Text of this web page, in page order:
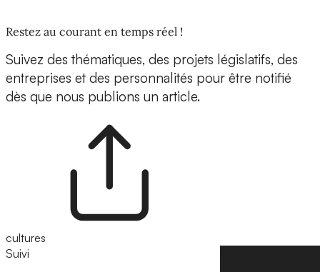
Restez au courant en temps réel !
Suivez des thématiques, des projets législatifs, des
entreprises et des personnalités pour être notifié
dès que nous publions un article.
cultures
Suivi